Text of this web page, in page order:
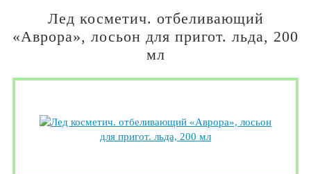
Лед косметич. отбеливающий
«Аврора», лосьон для пригот. льда, 200
мл